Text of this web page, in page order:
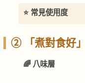
⭐ 常見使用度
② 「煮對食好
🌈 八味層